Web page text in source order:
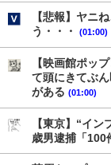
【悲報】ヤニ
う・・・
(01:00)
【映画館ポッ
て頭にきてぶ
がある (01:00)
【東京】“イ
歳男逮捕「100